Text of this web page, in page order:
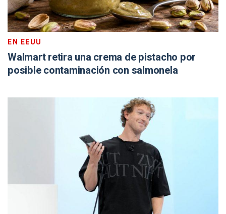
EN EEUU
Walmart retira una crema de pistacho por
posible contaminación con salmonela